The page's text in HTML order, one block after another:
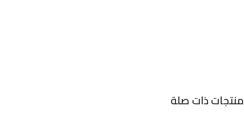
منتجات ذات صلة